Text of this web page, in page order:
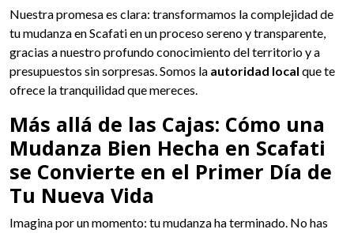
Nuestra promesa es clara: transformamos la complejidad de
tu mudanza en Scafati en un proceso sereno y transparente,
gracias a nuestro profundo conocimiento del territorio y a
presupuestos sin sorpresas. Somos la autoridad local que te
ofrece la tranquilidad que mereces.
Más allá de las Cajas: Cómo una
Mudanza Bien Hecha en Scafati
se Convierte en el Primer Día de
Tu Nueva Vida
Imagina por un momento: tu mudanza ha terminado. No has